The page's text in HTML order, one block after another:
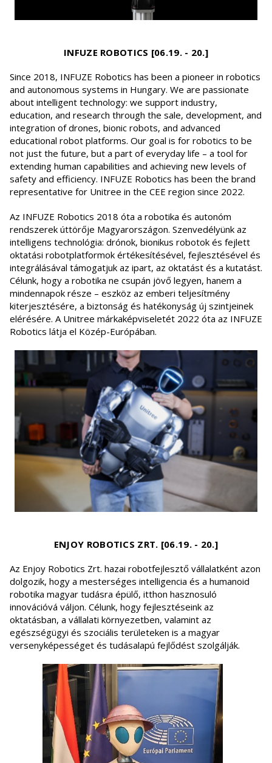
INFUZE ROBOTICS [06.19. - 20.]
Since 2018, INFUZE Robotics has been a pioneer in robotics
and autonomous systems in Hungary. We are passionate
about intelligent technology: we support industry,
education, and research through the sale, development, and
integration of drones, bionic robots, and advanced
educational robot platforms. Our goal is for robotics to be
not just the future, but a part of everyday life – a tool for
extending human capabilities and achieving new levels of
safety and efficiency. INFUZE Robotics has been the brand
representative for Unitree in the CEE region since 2022.
Az INFUZE Robotics 2018 óta a robotika és autonóm
rendszerek úttörője Magyarországon. Szenvedélyünk az
intelligens technológia: drónok, bionikus robotok és fejlett
oktatási robotplatformok értékesítésével, fejlesztésével és
integrálásával támogatjuk az ipart, az oktatást és a kutatást.
Célunk, hogy a robotika ne csupán jövő legyen, hanem a
mindennapok része – eszköz az emberi teljesítmény
kiterjesztésére, a biztonság és hatékonyság új szintjeinek
elérésére. A Unitree márkaképviseletét 2022 óta az INFUZE
Robotics látja el Közép-Európában.
ENJOY ROBOTICS ZRT. [06.19. - 20.]
Az Enjoy Robotics Zrt. hazai robotfejlesztő vállalatként azon
dolgozik, hogy a mesterséges intelligencia és a humanoid
robotika magyar tudásra épülő, itthon hasznosuló
innovációvá váljon. Célunk, hogy fejlesztéseink az
oktatásban, a vállalati környezetben, valamint az
egészségügyi és szociális területeken is a magyar
versenyképességet és tudásalapú fejlődést szolgálják.